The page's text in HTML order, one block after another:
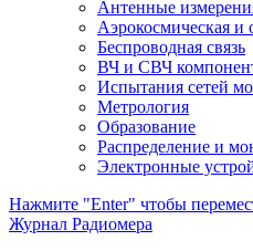
Антенные
Аэрокосмическая
Беспроводная связь
ВЧ и СВЧ
Испытания сетей
Метрология
Образование
Распределение и
Электронные
Нажмите "Enter" чтобы
Журнал Радиомера